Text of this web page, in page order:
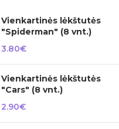
Vienkartinės lėkštutės
"Spiderman" (8 vnt.)
3.80€
Vienkartinės lėkštutės
"Cars" (8 vnt.)
2.90€